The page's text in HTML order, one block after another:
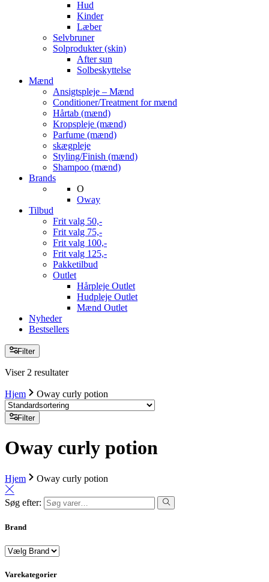
Hud
Kinder
Læber
Selvbruner
Solprodukter (skin)
After sun
Solbeskyttelse
Mænd
Ansigtspleje – Mænd
Conditioner/Treatment for mænd
Hårtab (mænd)
Kropspleje (mænd)
Parfume (mænd)
skægpleje
Styling/Finish (mænd)
Shampoo (mænd)
Brands
O
Oway
Tilbud
Frit valg 50,-
Frit valg 75,-
Frit valg 100,-
Frit valg 125,-
Pakketilbud
Outlet
Hårpleje Outlet
Hudpleje Outlet
Mænd Outlet
Nyheder
Bestsellers
Filter
Viser 2 resultater
Hjem Oway curly potion
Filter
Oway curly potion
Hjem Oway curly potion
Søg efter:
Brand
Varekategorier